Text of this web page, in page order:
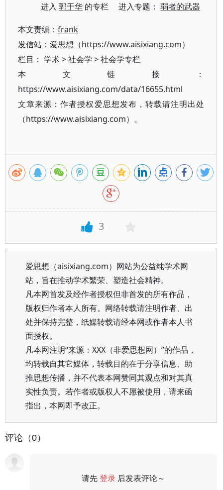
进入郭于华 的专栏 进入专题：弱者的武器
本文责编： frank
发信站：爱思想（https://www.aisixiang.com）
栏目： 学术>社会学 >社会学专栏
本文链接：
https://www.aisixiang.com/data/16655.html
文章来源：作者授权爱思想发布，转载请注明出处
（https://www.aisixiang.com）。
3
爱思想（aisixiang.com）网站为公益纯学术网
站，旨在推动学术繁荣、塑造社会精神。
凡本网首发及经作者授权但非首发的所有作品，
版权归作者本人所有。网络转载请注明作者、出
处并保持完整，纸媒转载请经本网或作者本人书
面授权。
凡本网注明“来源：XXX（非爱思想网）”的作品，
均转载自其它媒体，转载目的在于分享信息、助
推思想传播，并不代表本网赞同其观点和对其真
实性负责。若作者或版权人不愿被使用，请来函
指出，本网即予改正。
评论（0）
请先登录 后发表评论～